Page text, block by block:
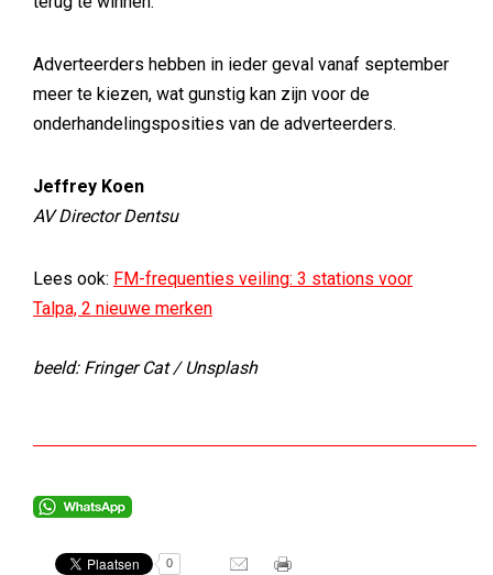
Adverteerders hebben in ieder geval vanaf september
meer te kiezen, wat gunstig kan zijn voor de
onderhandelingsposities van de adverteerders.
Jeffrey Koen
AV Director Dentsu
Lees ook: FM-frequenties veiling: 3 stations voor
Talpa, 2 nieuwe merken
beeld: Fringer Cat / Unsplash
0